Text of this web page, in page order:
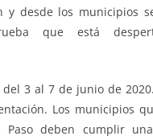
y desde los municipios
que está
3 al 7 de junio de
Los municipios
Paso deben cumplir